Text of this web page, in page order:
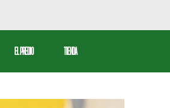
EL PREDIO TIENDA